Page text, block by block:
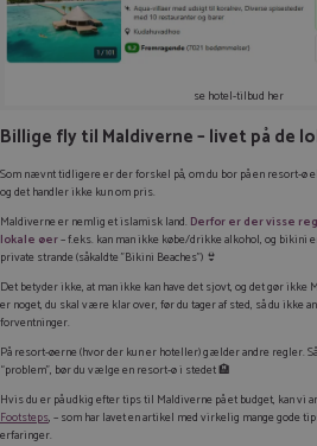
se hotel-tilbud her
Billige fly til Maldiverne – livet på de
Som nævnt tidligere er der forskel på, om du bor på en resort-ø
og det handler ikke kun om pris.
Maldiverne er nemlig et islamisk land. Derfor er der visse
lokale øer– f.eks. kan man ikke købe/drikke alkohol, og
private strande (såkaldte ”Bikini Beaches”) 👙
Det betyder ikke, at man ikke kan have det sjovt, og det gør ikke
er noget, du skal være klar over, før du tager af sted, så du ikke
forventninger.
På resort-øerne (hvor der kun er hoteller) gælder andre regler.
“problem”, bør du vælge en resort-ø i stedet 🏨
Hvis du er på udkig efter tips til Maldiverne på et budget, kan vi
Footsteps, – som har lavet en artikel med virkelig mange gode
erfaringer.